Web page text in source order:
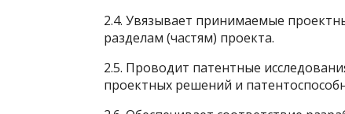
2.4. Увязывает принимаемые
разделам (частям) проекта.
2.5. Проводит патентные
проектных решений и